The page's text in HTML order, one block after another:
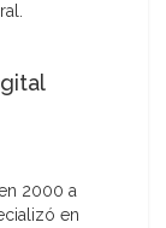
2000 a
en